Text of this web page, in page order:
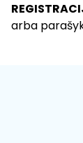
arba